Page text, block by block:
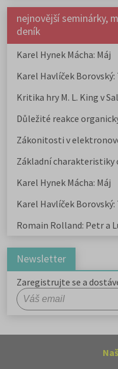
nejnovější seminárky,
deník
Karel Hynek Mácha: Máj
Karel Havlíček
Kritika hry M. L. King v
Důležité reakce
Zákonitosti v
Základní charakteristiky
Karel Hynek Mácha: Máj
Karel Havlíček
Romain Rolland: Petr a
Newsletter
Zaregistrujte se a